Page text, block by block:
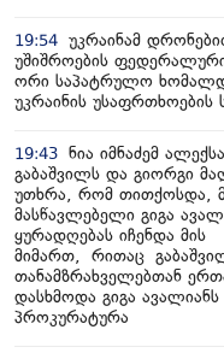
19:54 უკრაინამ
უშიშროების ფედერალური
ორი საპატრულო
უკრაინის უსაფრთხოების
19:43 ნია იმნაძემ
გაბაშვილს და გიორგი
უთხრა, რომ თითქოსდა,
მასწავლებელი გიგა
ყურადღებას იჩენდა მის
მიმართ, რითაც
თანამზრახველებთან
დასხმოდა გიგა ავალიანს
პროკურატურა